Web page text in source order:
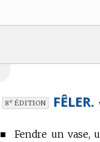
8e ÉDITION FÊLER.
■Fendre un vase,